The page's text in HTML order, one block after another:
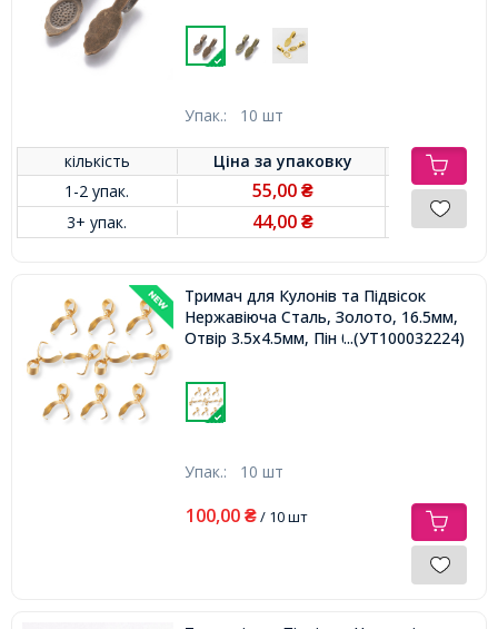
Упак.: 10 шт
кількість Ціна заупаковку
1-2 упак.
55,00₴
3+ упак. 44,00₴
Тримач для Кулонів та Підвісок
Нержавіюча Сталь, Золото, 16.5мм,
Отвір 3.5x4.5мм, Пін 0.8мм...(УТ100032224)
Упак.: 10 шт
100,00 ₴/ 10 шт